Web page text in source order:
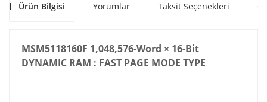
Ürün Bilgisi Yorumlar Taksit Seçenekleri
MSM5118160F 1,048,576-Word × 16-Bit
DYNAMIC RAM : FAST PAGE MODE TYPE